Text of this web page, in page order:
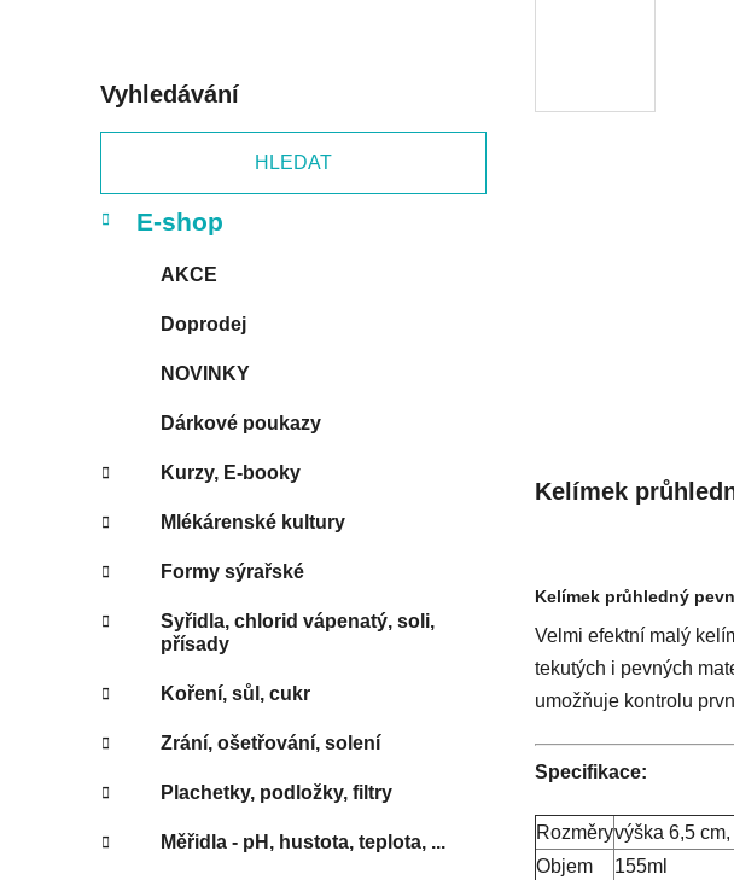
Vyhledávání
HLEDAT
kategorie
K
a
E-shop
AKCE
Doprodej
NOVINKY
Dárkové poukazy
Kurzy, E-booky
Mlékárenské kultury
Formy sýrařské
Syřidla, chlorid vápenatý, soli,
přísady
Koření, sůl, cukr
Zrání, ošetřování, solení
Plachetky, podložky, filtry
Měřidla - pH, hustota, teplota, ...
Kelímek
Kelímek průhledný
Velmi efektní malý
tekutých i pevných
umožňuje kontrolu
Specifikace:
Rozměryvýška 6,5
Objem
155ml